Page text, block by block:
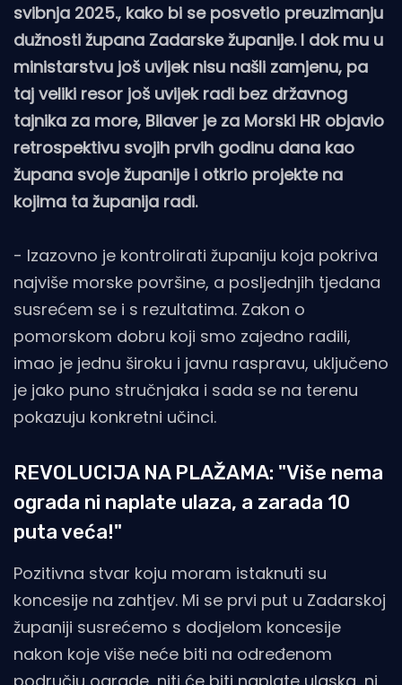
svibnja 2025., kako bi se posvetio preuzimanju
dužnosti župana Zadarske županije. I dok mu u
ministarstvu još uvijek nisu našli zamjenu, pa
taj veliki resor još uvijek radi bez državnog
tajnika za more, Bilaver je za Morski HR objavio
retrospektivu svojih prvih godinu dana kao
župana svoje županije i otkrio projekte na
kojima ta županija radi.
- Izazovno je kontrolirati županiju koja pokriva
najviše morske površine, a posljednjih tjedana
susrećem se i s rezultatima. Zakon o
pomorskom dobru koji smo zajedno radili,
imao je jednu široku i javnu raspravu, uključeno
je jako puno stručnjaka i sada se na terenu
pokazuju konkretni učinci.
REVOLUCIJA NA PLAŽAMA: "Više nema
ograda ni naplate ulaza, a zarada 10
puta veća!"
Pozitivna stvar koju moram istaknuti su
koncesije na zahtjev. Mi se prvi put u Zadarskoj
županiji susrećemo s dodjelom koncesije
nakon koje više neće biti na određenom